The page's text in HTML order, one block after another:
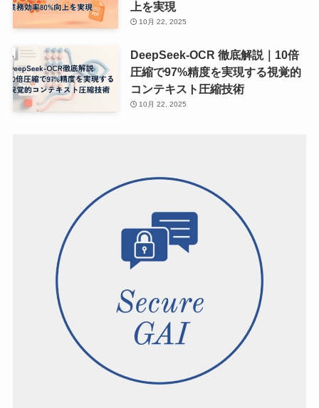
上を実現
10月 22, 2025
DeepSeek-OCR 徹底解説｜10倍
圧縮で97%精度を実現する視覚的
コンテキスト圧縮技術
10月 22, 2025